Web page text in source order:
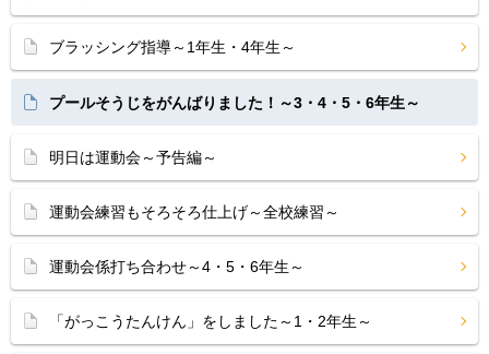
ブラッシング指導～1年生・4年生～
プールそうじをがんばりました！～3・4・5・6年生～
明日は運動会～予告編～
運動会練習もそろそろ仕上げ～全校練習～
運動会係打ち合わせ～4・5・6年生～
「がっこうたんけん」をしました～1・2年生～